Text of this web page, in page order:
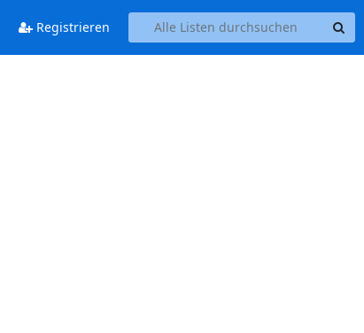
Registrieren